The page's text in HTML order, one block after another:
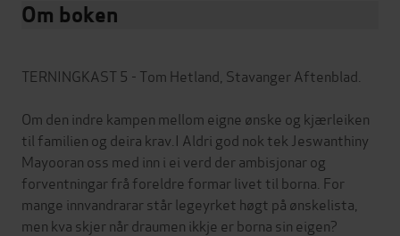
Om boken
TERNINGKAST 5 - Tom Hetland, Stavanger Aftenblad.
Om den indre kampen mellom eigne ønske og kjærleiken
til familien og deira krav.I Aldri god nok tek Jeswanthiny
Mayooran oss med inn i ei verd der ambisjonar og
forventningar frå foreldre formar livet til borna. For
mange innvandrarar står legeyrket høgt på ønskelista,
men kva skjer når draumen ikkje er borna sin eigen?